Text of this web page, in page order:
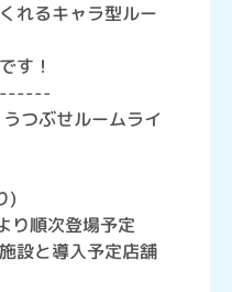
れるキャラ型ルー
す！
つぶせルームライ
)
り順次登場予定
設と導入予定店舗